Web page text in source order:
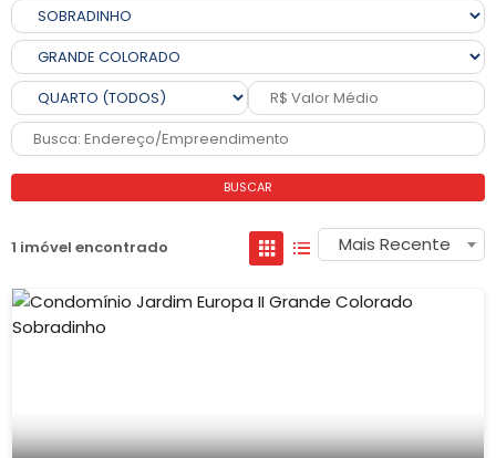
BUSCAR
1 imóvel encontrado Mais Recente